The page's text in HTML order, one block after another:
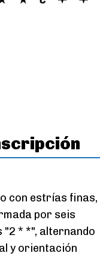
con estrías finas,
por seis
"2 * *", alternando
y orientación